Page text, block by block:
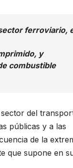
ferroviario,
y
combustible
del
públicas y a las
de la
que supone en